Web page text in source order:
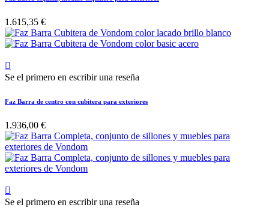
1.615,35 €

Se el primero en escribir una reseña
Faz Barra de centro con cubitera para exteriores
1.936,00 €

Se el primero en escribir una reseña